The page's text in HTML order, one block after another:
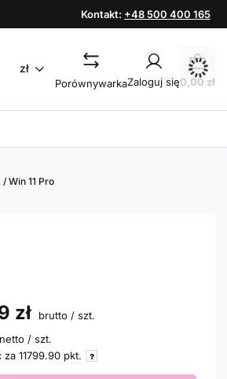
Kontakt: +48 500 400 165
zł
PorównywarkaZaloguj się0,00 zł
Win 11 Pro
zł brutto / szt.
netto / szt.
za 11799.90 pkt.